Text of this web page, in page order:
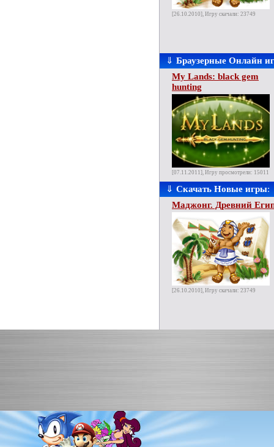
[26.10.2010], Игру скачали: 23749
⇓ Браузерные Онлайн
My Lands: black gem
hunting
[07.11.2011], Игру просмотрели: 15011
⇓ Скачать Новые игры:
Маджонг. Древний
[26.10.2010], Игру скачали: 23749